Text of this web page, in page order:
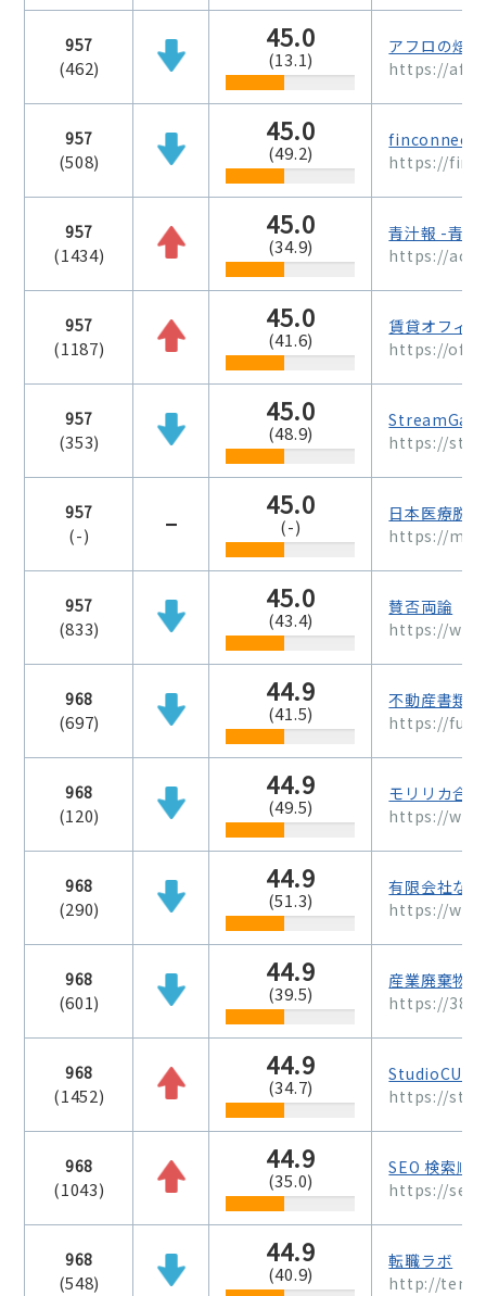
957
(462)
45.0
(13.1)
アフロの焙
https://
957
(508)
45.0
(49.2)
finconnect
https://
957
(1434)
45.0
(34.9)
青汁報 -青汁
https://
957
(1187)
45.0
(41.6)
賃貸オフィ
https://
957
(353)
45.0
(48.9)
https://
957
(-)
45.0
(-)
日本医療脱
https://
957
(833)
45.0
(43.4)
賛否両論
https://
968
(697)
44.9
(41.5)
不動産書類
https://
968
(120)
44.9
(49.5)
モリリカ合
https://
968
(290)
44.9
(51.3)
有限会社な
https://
968
(601)
44.9
(39.5)
産業廃棄物
https://
968
(1452)
44.9
(34.7)
https://
968
(1043)
44.9
(35.0)
SEO 検索順
https://
968
(548)
44.9
(40.9)
転職ラボ
http://